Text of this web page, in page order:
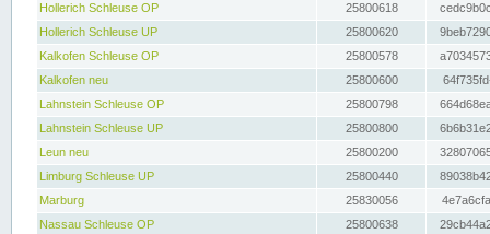
Hollerich Schleuse OP
25800618
Hollerich Schleuse UP
25800620
Kalkofen Schleuse OP
25800578
Kalkofen neu
25800600
Lahnstein Schleuse OP
25800798
Lahnstein Schleuse UP
25800800
Leun neu
25800200
Limburg Schleuse UP
25800440
Marburg
25830056
Nassau Schleuse OP
25800638